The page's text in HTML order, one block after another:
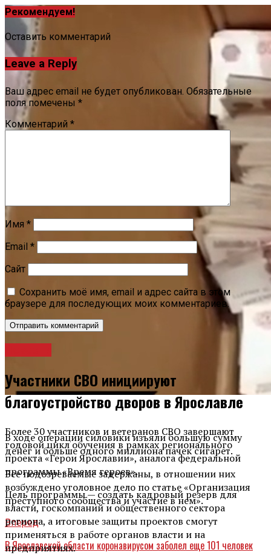
В ходе операции силовики изъяли большую сумму
денег и больше одного миллиона пачек сигарет.
Все подозреваемые задержаны, в отношении них
возбуждено уголовное дело по статье «Организация
преступного сообщества и участие в нем».
Вперед
В Ярославской области коронавирусом заболел еще 101 человек
Рекомендуем!
Оставить комментарий
Leave a Reply
Ваш адрес email не будет опубликован. Обязательные
поля помечены *
Комментарий *
Имя *
Email *
Сайт
Сохранить моё имя, email и адрес сайта в этом
браузере для последующих моих комментариев.
Участники СВО инициируют
благоустройство дворов в Ярославле
Более 30 участников и ветеранов СВО завершают
годовой цикл обучения в рамках регионального
проекта «Герои Ярославии», аналога федеральной
программы «Время героев».
Цель программы — создать кадровый резерв для
власти, госкомпаний и общественного сектора
региона, а итоговые защиты проектов смогут
применяться в работе органов власти и на
предприятиях.